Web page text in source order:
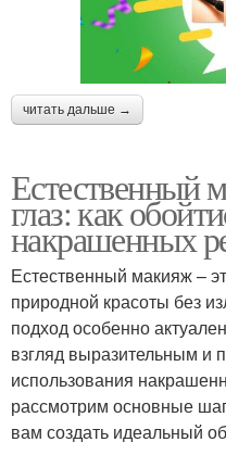
читать дальше →
Естественный
глаз: как
накрашенных
Естественный макияж –
природной красоты без
подход особенно
взгляд выразительным и
использования
рассмотрим основные
вам создать идеальный